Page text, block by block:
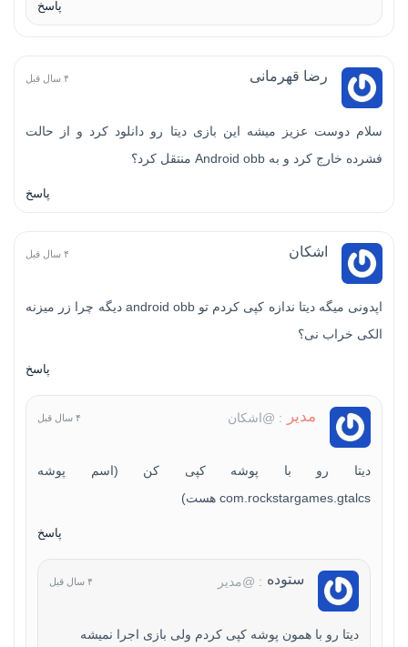
پاسخ
رضا قهرمانی ۴ سال قبل
سلام دوست عزیز میشه این بازی دیتا رو دانلود کرد و از حالت
فشرده خارج کرد و به Android obb منتقل کرد؟
پاسخ
اشکان ۴ سال قبل
اپدونی میگه دیتا ندازه کپی کردم تو android obb دیگه چرا زر میزنه
الکی خراب نی؟
پاسخ
مدیر : @اشکان ۴ سال قبل
دیتا رو با پوشه کپی کن (اسم پوشه
com.rockstargames.gtalcs هست)
پاسخ
ستوده : @مدیر ۴ سال قبل
دیتا رو با همون پوشه کپی کردم ولی بازی اجرا نمیشه